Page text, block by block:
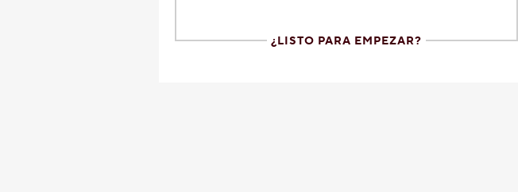
¿LISTO PARA EMPEZAR?